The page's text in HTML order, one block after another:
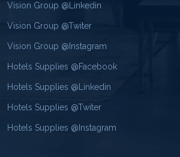
Vision Group @Linkedin
Vision Group @Twiter
Vision Group @Instagram
Hotels Supplies @Facebook
Hotels Supplies @Linkedin
Hotels Supplies @Twiter
Hotels Supplies @Instagram